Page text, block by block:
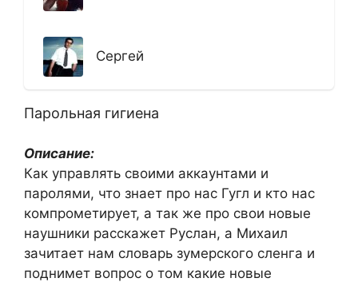
Сергей
Парольная гигиена
Описание:
Как управлять своими аккаунтами и
паролями, что знает про нас Гугл и кто нас
компрометирует, а так же про свои новые
наушники расскажет Руслан, а Михаил
зачитает нам словарь зумерского сленга и
поднимет вопрос о том какие новые